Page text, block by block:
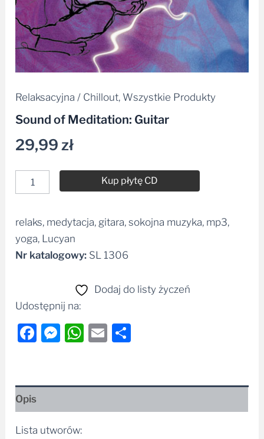
Relaksacyjna / Chillout, Wszystkie Produkty
Sound of Meditation: Guitar
29,99zł
Kup płytę CD
Alternative:
relaks, medytacja, gitara, sokojna muzyka, mp3,
yoga, Lucyan
Nr katalogowy: SL 1306
Dodaj do listy życzeń
Udostępnij na:
Facebook
Messenger
WhatsApp
Email
Opis
Lista utworów: